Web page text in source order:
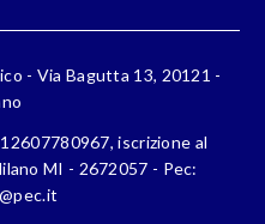
- Via Bagutta 13, 20121 -
iscrizione al
MI - 2672057 - Pec: